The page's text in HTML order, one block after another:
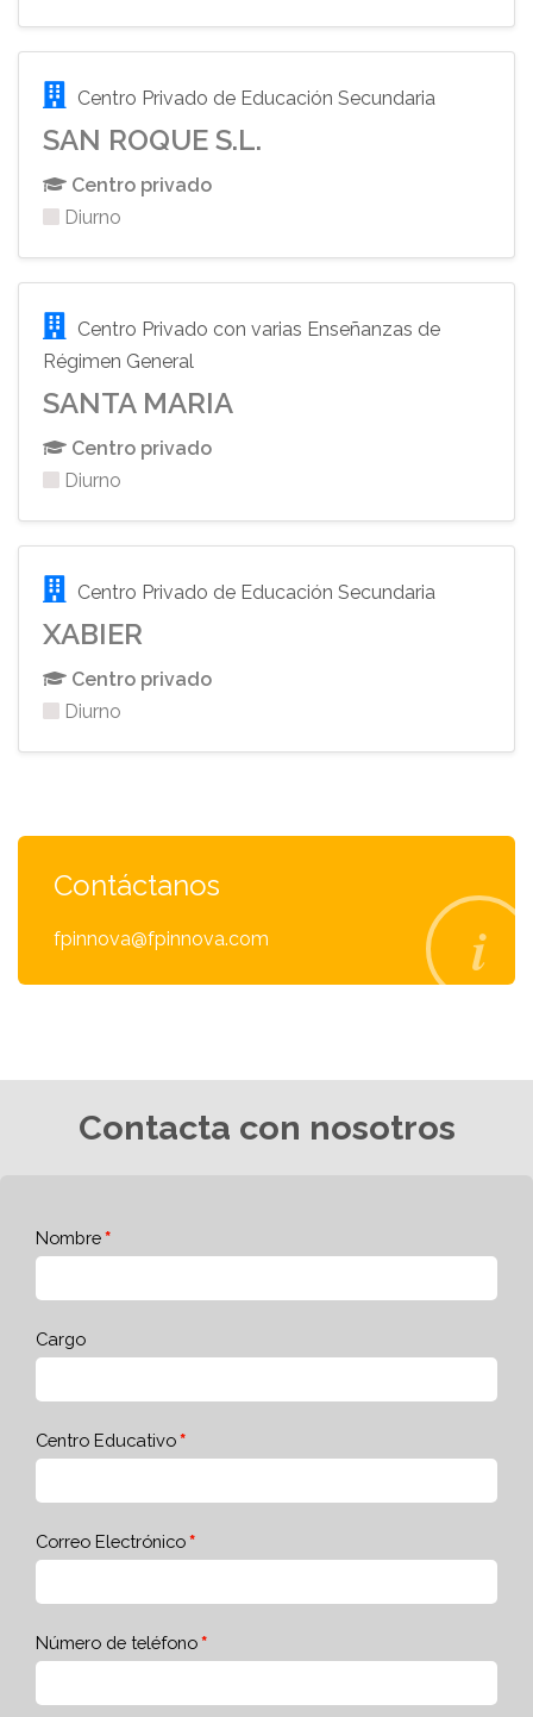
Centro Privado de Educación Secundaria
SAN ROQUE S.L.
Centro privado
Diurno
Centro Privado con varias Enseñanzas de
Régimen General
SANTA MARIA
Centro privado
Diurno
Centro Privado de Educación Secundaria
XABIER
Centro privado
Diurno
Contáctanos
fpinnova@fpinnova.com
Contacta con nosotros
Nombre
Cargo
Centro Educativo
Correo Electrónico
Número de teléfono